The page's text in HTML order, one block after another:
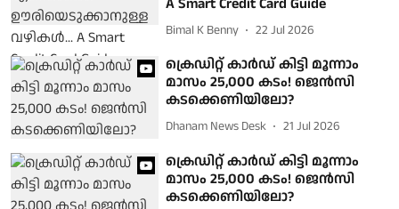
Bimal K Benny 22 Jul 2026
ക്രെഡിറ്റ് കാര്‍ഡ് കിട്ടി മൂന്നാം
മാസം 25,000 കടം! ജെന്‍സി
കടക്കെണിയിലോ?
Dhanam News Desk 21 Jul 2026
ക്രെഡിറ്റ് കാര്‍ഡ് കിട്ടി മൂന്നാം
മാസം 25,000 കടം! ജെന്‍സി
കടക്കെണിയിലോ?